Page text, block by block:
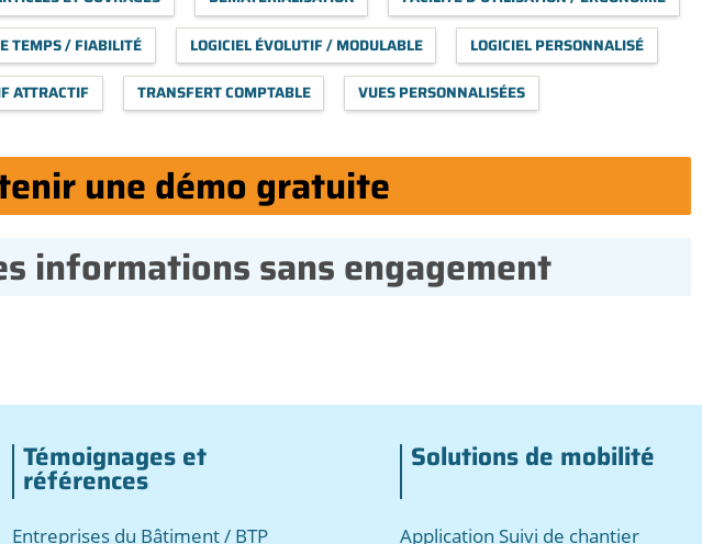
TEMPS / FIABILITÉ LOGICIEL ÉVOLUTIF / MODULABLE LOGICIEL PERSONNALISÉ
ATTRACTIF TRANSFERT COMPTABLE VUES PERSONNALISÉES
une démo gratuite
informations sans engagement
Témoignages et
références
Entreprises du Bâtiment / BTP
Solutions de mobilité
Application Suivi de chantier